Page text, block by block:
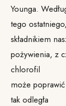
Younga.
tego
składnikiem
pożywienia, z
chlorofil
może
tak odległa